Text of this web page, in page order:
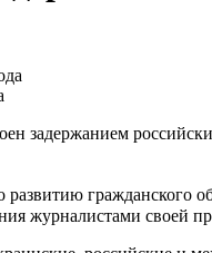
задержанием
гражданского
журналистами своей